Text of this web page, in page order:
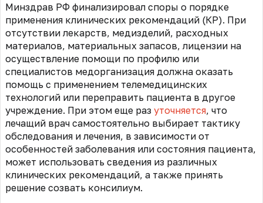
Минздрав РФ финализировал споры о порядке
применения клинических рекомендаций (КР). При
отсутствии лекарств, медизделий, расходных
материалов, материальных запасов, лицензии на
осуществление помощи по профилю или
специалистов медорганизация должна оказать
помощь с применением телемедицинских
технологий или переправить пациента в другое
учреждение. При этом еще раз уточняется, что
лечащий врач самостоятельно выбирает тактику
обследования и лечения, в зависимости от
особенностей заболевания или состояния пациента,
может использовать сведения из различных
клинических рекомендаций, а также принять
решение созвать консилиум.